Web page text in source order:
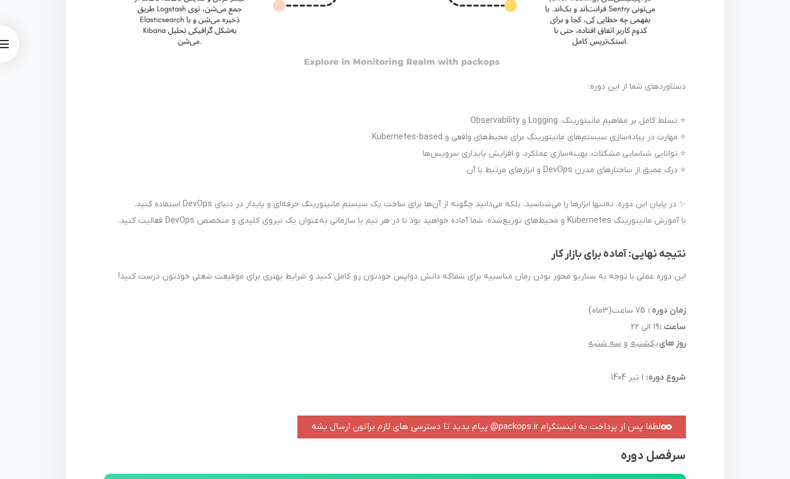
دستاوردهای شما از این دوره:
⭐ تسلط کامل بر مفاهیم مانیتورینگ، Logging و Observability
⭐ مهارت در پیاده‌سازی سیستم‌های مانیتورینگ برای محیط‌های واقعی و Kubernetes-based
⭐ توانایی شناسایی مشکلات، بهینه‌سازی عملکرد، و افزایش پایداری سرویس‌ها
⭐ درک عمیق از ساختارهای مدرن DevOps و ابزارهای مرتبط با آن
✨ در پایان این دوره، نه‌تنها ابزارها را می‌شناسید، بلکه می‌دانید چگونه از آن‌ها برای ساخت یک سیستم مانیتورینگ حرفه‌ای و پایدار در دنیای DevOps استفاده کنید.
با آموزش مانیتورینگ Kubernetes و محیط‌های توزیع‌شده، شما آماده خواهید بود تا در هر تیم یا سازمانی به‌عنوان یک نیروی کلیدی و متخصص DevOps فعالیت کنید.
نتیجه نهایی: آماده برای بازار کار
این دوره عملی با توجه به سناریو محور بودن زمان مناسبیه برای شماکه دانش دواپس خودتون رو کامل کنید و شرایط بهتری برای موقیعت شغلی خودتون درست کنید!
زمان دوره :
ساعت :
روز هاییکشنبه و سه شنبه
شروع دوره:
لطفا پس از پرداخت به اینستگرام packops.ir@ پیام بدید تا دسترسی های لازم براتون ارسال بشه
سرفصل دوره